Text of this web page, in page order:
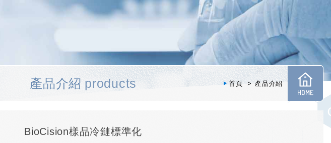
首頁 產品介紹
產品介紹 products
BioCision樣品冷鏈標準化